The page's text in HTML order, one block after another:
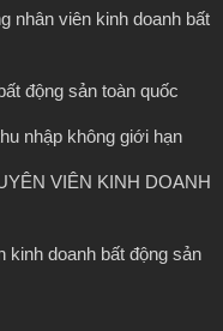
nhân viên kinh doanh bất
động sản toàn quốc
nhập không giới hạn
VIÊN KINH DOANH
kinh doanh bất động sản